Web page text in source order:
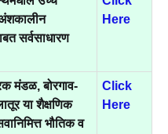
सर्वसाधारण
Here
मंडळ, बोरगाव-
या शैक्षणिक
भौतिक व
Click
Here